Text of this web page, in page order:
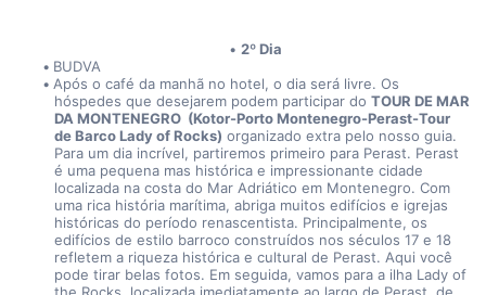
2º Dia
BUDVA
Após o café da manhã no hotel, o dia será livre. Os
hóspedes que desejarem podem participar do TOUR DE MAR
DA MONTENEGRO  (Kotor-Porto Montenegro-Perast-Tour
de Barco Lady of Rocks) organizado extra pelo nosso guia.
Para um dia incrível, partiremos primeiro para Perast. Perast
é uma pequena mas histórica e impressionante cidade
localizada na costa do Mar Adriático em Montenegro. Com
uma rica história marítima, abriga muitos edifícios e igrejas
históricas do período renascentista. Principalmente, os
edifícios de estilo barroco construídos nos séculos 17 e 18
refletem a riqueza histórica e cultural de Perast. Aqui você
pode tirar belas fotos. Em seguida, vamos para a ilha Lady of